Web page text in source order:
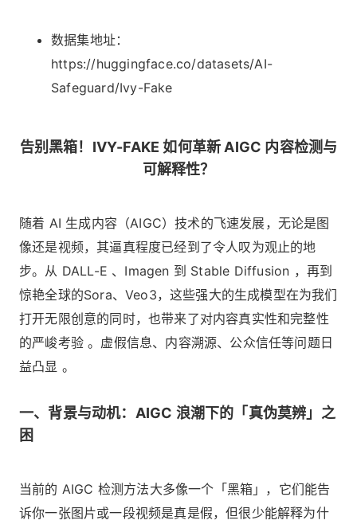
数据集地址：
https://huggingface.co/datasets/AI-
Safeguard/Ivy-Fake
告别黑箱！IVY-FAKE 如何革新 AIGC 内容检测与
可解释性？
随着 AI 生成内容（AIGC）技术的飞速发展，无论是图
像还是视频，其逼真程度已经到了令人叹为观止的地
步。从 DALL-E 、Imagen 到 Stable Diffusion ，再到
惊艳全球的Sora、Veo3，这些强大的生成模型在为我们
打开无限创意的同时，也带来了对内容真实性和完整性
的严峻考验 。虚假信息、内容溯源、公众信任等问题日
益凸显 。
一、背景与动机：AIGC 浪潮下的「真伪莫辨」之
困
当前的 AIGC 检测方法大多像一个「黑箱」，它们能告
诉你一张图片或一段视频是真是假，但很少能解释为什